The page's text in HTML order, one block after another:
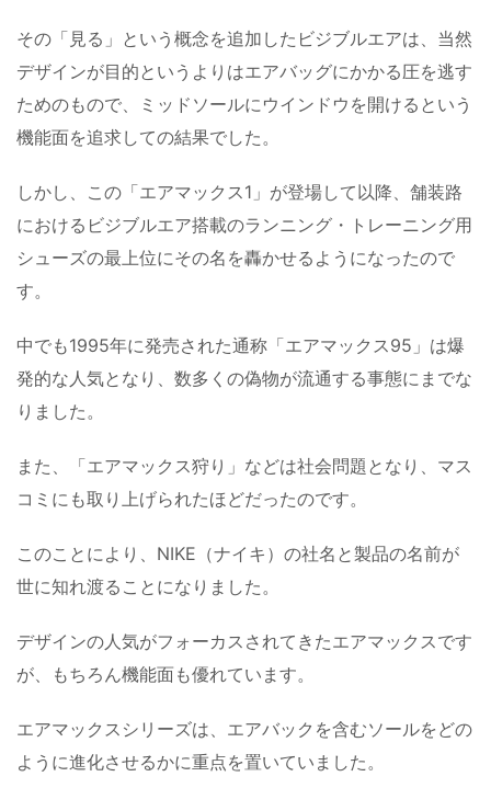
その「見る」という概念を追加したビジブルエアは、当然
デザインが目的というよりはエアバッグにかかる圧を逃す
ためのもので、ミッドソールにウインドウを開けるという
機能面を追求しての結果でした。
しかし、この「エアマックス1」が登場して以降、舗装路
におけるビジブルエア搭載のランニング・トレーニング用
シューズの最上位にその名を轟かせるようになったので
す。
中でも1995年に発売された通称「エアマックス95」は爆
発的な人気となり、数多くの偽物が流通する事態にまでな
りました。
また、「エアマックス狩り」などは社会問題となり、マス
コミにも取り上げられたほどだったのです。
このことにより、NIKE（ナイキ）の社名と製品の名前が
世に知れ渡ることになりました。
デザインの人気がフォーカスされてきたエアマックスです
が、もちろん機能面も優れています。
エアマックスシリーズは、エアバックを含むソールをどの
ように進化させるかに重点を置いていました。